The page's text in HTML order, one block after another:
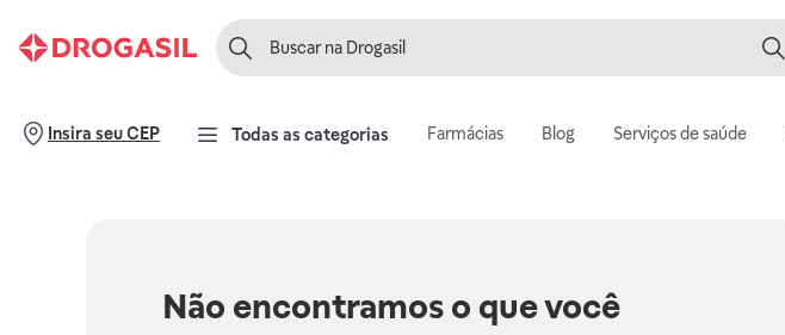
Insira seu CEP Todas as categorias Farmácias Blog Serviços de saúde
Não encontramos o que você